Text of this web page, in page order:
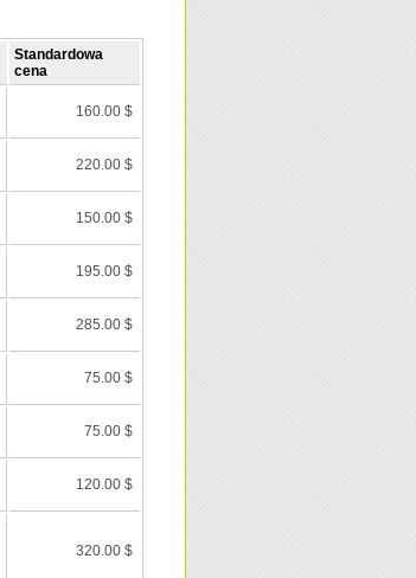
Standardowa
cena
160.00 $
220.00 $
150.00 $
195.00 $
285.00 $
75.00 $
75.00 $
120.00 $
320.00 $